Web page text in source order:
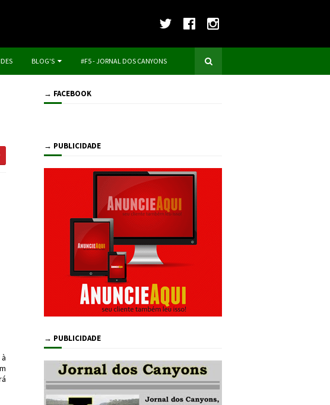
BLOG'S #F5 - JORNAL DOS CANYONS
→ FACEBOOK
→ PUBLICIDADE
→ PUBLICIDADE